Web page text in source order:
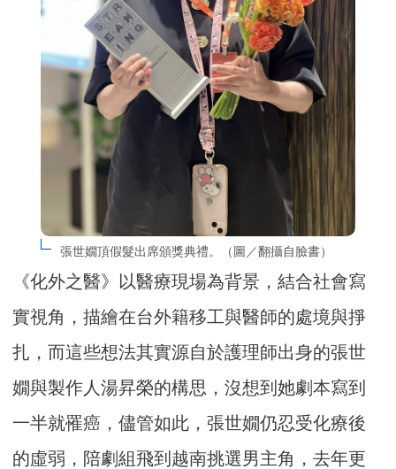
張世嫺頂假髮出席頒獎典禮。（圖／翻攝自臉書）
《化外之醫》以醫療現場為背景，結合社會寫
實視角，描繪在台外籍移工與醫師的處境與掙
扎，而這些想法其實源自於護理師出身的張世
嫺與製作人湯昇榮的構思，沒想到她劇本寫到
一半就罹癌，儘管如此，張世嫺仍忍受化療後
的虛弱，陪劇組飛到越南挑選男主角，去年更